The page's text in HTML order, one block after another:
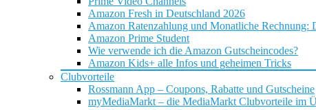
Amazon Fresh in Deutschland 2026
Amazon Ratenzahlung und Monatliche
Amazon Prime Student
Wie verwende ich die Amazon Gutscheincodes?
Amazon Kids+ alle Infos und geheimen Tricks
Clubvorteile
Rossmann App – Coupons, Rabatte und Gutscheine
myMediaMarkt – die MediaMarkt Clubvorteile im